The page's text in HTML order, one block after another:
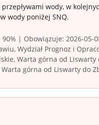
wody, w
wody poniżej SNQ.
| Obowiązuje: 2026-05-
Wydział Prognoz i
Warta górna od
górna od Liswarty do